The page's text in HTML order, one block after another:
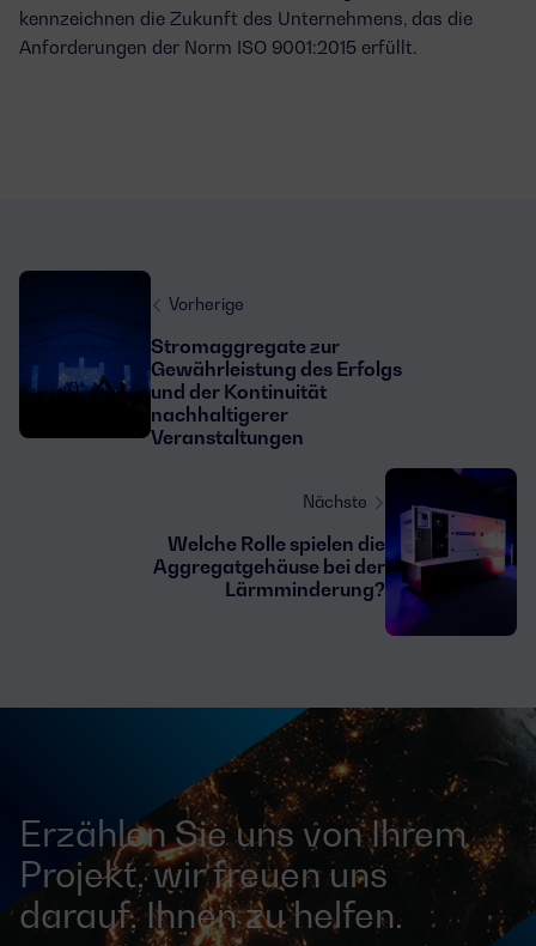
kennzeichnen die Zukunft des Unternehmens, das die
Anforderungen der Norm ISO 9001:2015 erfüllt.
Vorherige
Stromaggregate zur
Gewährleistung des Erfolgs
und der Kontinuität
nachhaltigerer
Veranstaltungen
Nächste
Welche Rolle spielen die
Aggregatgehäuse bei der
Lärmminderung?
Erzählen Sie uns von Ihrem
Projekt, wir freuen uns
darauf, Ihnen zu helfen.